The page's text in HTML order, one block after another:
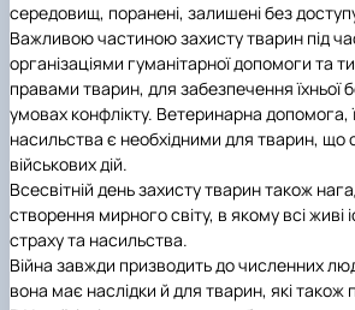
середовищ, поранені, залишені без
Важливою частиною захисту тварин під
організаціями гуманітарної допомоги та
правами тварин, для забезпечення їхньої
умовах конфлікту. Ветеринарна допомога,
насильства є необхідними для тварин, що
військових дій.
Всесвітній день захисту тварин також
створення мирного світу, в якому всі живі
страху та насильства.
Війна завжди призводить до численних
вона має наслідки й для тварин, які також